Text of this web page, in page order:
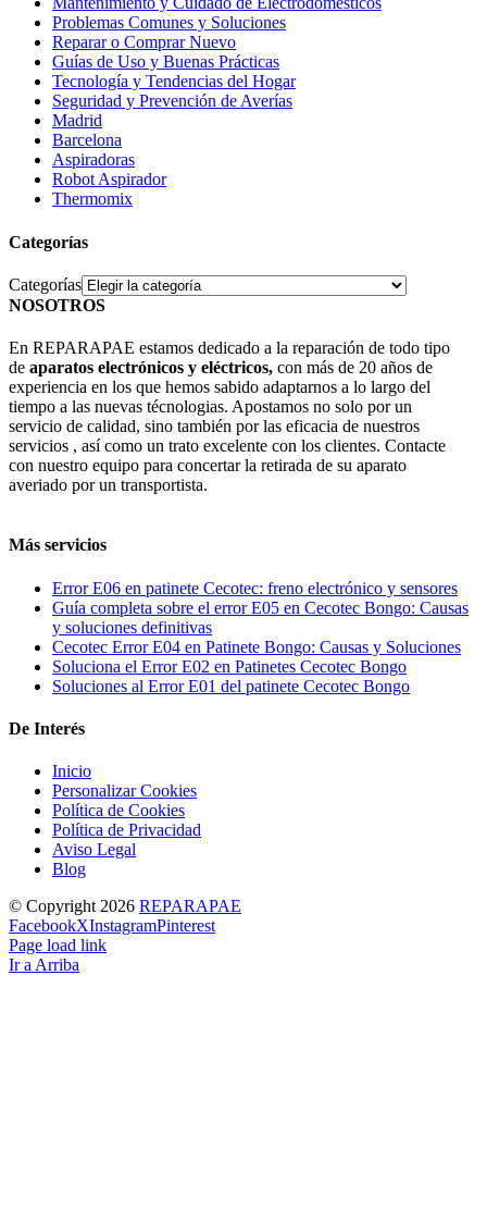
Problemas Comunes y Soluciones
Reparar o Comprar Nuevo
Guías de Uso y Buenas Prácticas
Tecnología y Tendencias del Hogar
Seguridad y Prevención de Averías
Madrid
Barcelona
Aspiradoras
Robot Aspirador
Thermomix
Categorías
Categorías
NOSOTROS
En REPARAPAE estamos dedicado a la reparación de todo tipo
de aparatos electrónicos y eléctricos, con más de 20 años de
experiencia en los que hemos sabido adaptarnos a lo largo del
tiempo a las nuevas técnologias. Apostamos no solo por un
servicio de calidad, sino también por las eficacia de nuestros
servicios , así como un trato excelente con los clientes. Contacte
con nuestro equipo para concertar la retirada de su aparato
averiado por un transportista.
Más servicios
Error E06 en patinete Cecotec: freno electrónico y sensores
Guía completa sobre el error E05 en Cecotec Bongo: Causas
y soluciones definitivas
Cecotec Error E04 en Patinete Bongo: Causas y Soluciones
Soluciona el Error E02 en Patinetes Cecotec Bongo
Soluciones al Error E01 del patinete Cecotec Bongo
De Interés
Inicio
Personalizar Cookies
Política de Cookies
Política de Privacidad
Aviso Legal
Blog
© Copyright 2026 REPARAPAE
FacebookXInstagramPinterest
Page load link
Ir a Arriba